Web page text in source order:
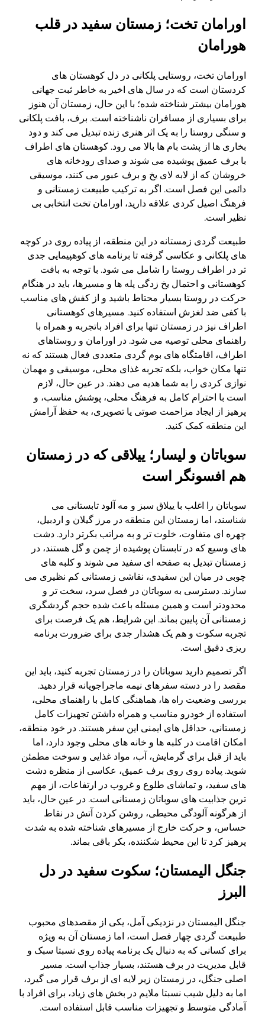
اورامان تخت؛ زمستان سفید در قلب
هورامان
اورامان تخت، روستایی پلکانی در دل کوهستان های
کردستان است که در سال های اخیر به خاطر ثبت جهانی
هورامان بیشتر شناخته شده؛ با این حال، زمستان آن هنوز
برای بسیاری از مسافران ناشناخته است. برف، بافت پلکانی
و سنگی روستا را به یک اثر هنری زنده تبدیل می کند و دود
بخاری ها از پشت بام ها بالا می رود. کوهستان های اطراف
با برف عمیق پوشیده می شوند و صدای رودخانه های
خروشان که از لابه لای یخ و برف عبور می کنند، موسیقی
دائمی این فصل است. اگر به ترکیب طبیعت زمستانی و
فرهنگ اصیل کردی علاقه دارید، اورامان تخت انتخابی بی
نظیر است.
طبیعت گردی زمستانه در این منطقه، از پیاده روی در کوچه
های پلکانی و عکاسی گرفته تا برنامه های کوهپیمایی جدی
تر در اطراف روستا را شامل می شود. با توجه به بافت
کوهستانی و احتمال یخ زدگی پله ها و مسیرها، باید در هنگام
حرکت در روستا بسیار محتاط باشید و از کفش های مناسب
با کفی ضد لغزش استفاده کنید. مسیرهای کوهستانی
اطراف نیز در زمستان تنها برای افراد باتجربه و همراه با
راهنمای محلی توصیه می شود. در اورامان و روستاهای
اطراف، اقامتگاه های بوم گردی متعددی فعال هستند که نه
تنها مکان خواب، بلکه تجربه غذای محلی، موسیقی و مهمان
نوازی کردی را به شما هدیه می دهند. در عین حال، لازم
است با احترام کامل به فرهنگ محلی، پوشش مناسب، و
پرهیز از ایجاد مزاحمت صوتی یا تصویری، به حفظ آرامش
این منطقه کمک کنید.
سوباتان و لیسار؛ ییلاقی که در زمستان
هم افسونگر است
سوباتان را اغلب با ییلاق سبز و مه آلود تابستانی می
شناسند، اما زمستان این منطقه در مرز گیلان و اردبیل،
چهره ای متفاوت، خلوت تر و به مراتب بکرتر دارد. دشت
های وسیع که در تابستان پوشیده از چمن و گل هستند، در
زمستان تبدیل به صفحه ای سفید می شوند و کلبه های
چوبی در میان این سفیدی، نقاشی زمستانی کم نظیری می
سازند. دسترسی به سوباتان در فصل سرد، سخت تر و
محدودتر است و همین مسئله باعث شده حجم گردشگری
زمستانی آن پایین بماند. این شرایط، هم یک فرصت برای
تجربه سکوت و هم یک هشدار جدی برای ضرورت برنامه
ریزی دقیق است.
اگر تصمیم دارید سوباتان را در زمستان تجربه کنید، باید این
مقصد را در دسته سفرهای نیمه ماجراجویانه قرار دهید.
بررسی وضعیت راه ها، هماهنگی کامل با راهنمای محلی،
استفاده از خودرو مناسب و همراه داشتن تجهیزات کامل
زمستانی، حداقل های ایمنی این سفر هستند. در خود منطقه،
امکان اقامت در کلبه ها و خانه های محلی وجود دارد، اما
باید از قبل برای گرمایش، آب، مواد غذایی و سوخت مطمئن
شوید. پیاده روی روی برف عمیق، عکاسی از منظره دشت
های سفید، و تماشای طلوع و غروب در ارتفاعات، از مهم
ترین جذابیت های سوباتان زمستانی است. در عین حال، باید
از هرگونه آلودگی محیطی، روشن کردن آتش در نقاط
حساس، و حرکت خارج از مسیرهای شناخته شده به شدت
پرهیز کرد تا این محیط شکننده، بکر باقی بماند.
جنگل الیمستان؛ سکوت سفید در دل
البرز
جنگل الیمستان در نزدیکی آمل، یکی از مقصدهای محبوب
طبیعت گردی چهار فصل است، اما زمستان آن به ویژه
برای کسانی که به دنبال یک برنامه پیاده روی نسبتا سبک و
قابل مدیریت در برف هستند، بسیار جذاب است. مسیر
اصلی جنگل، در زمستان زیر لایه ای از برف قرار می گیرد،
اما به دلیل شیب نسبتا ملایم در بخش های زیاد، برای افراد با
آمادگی متوسط و تجهیزات مناسب قابل استفاده است.